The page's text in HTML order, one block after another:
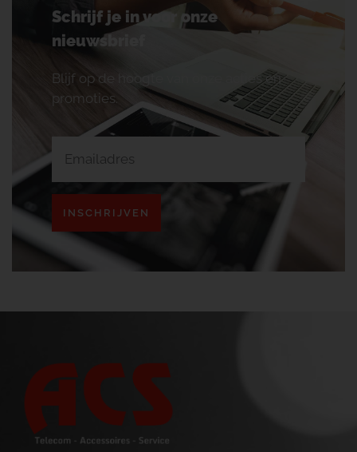
Schrijf je in voor onze
nieuwsbrief
Blijf op de hoogte van onze acties en
promoties.
INSCHRIJVEN